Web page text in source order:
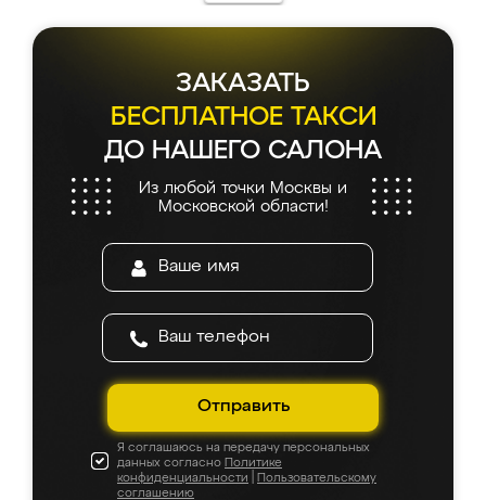
ЗАКАЗАТЬ
БЕСПЛАТНОЕ ТАКСИ
ДО НАШЕГО САЛОНА
Из любой точки Москвы и
Московской области!
Отправить
Я соглашаюсь на передачу персональных
данных согласно Политике
конфиденциальности
Пользовательскому
соглашению